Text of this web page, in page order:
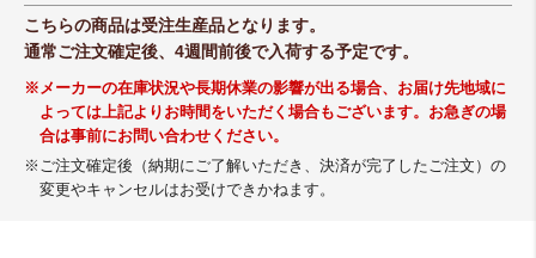
こちらの商品は受注生産品となります。
通常ご注文確定後、4週間前後で入荷する予定です。
※メーカーの在庫状況や長期休業の影響が出る場合、お届け先地域に
よっては上記よりお時間をいただく場合もございます。お急ぎの場
合は事前にお問い合わせください。
※ご注文確定後（納期にご了解いただき、決済が完了したご注文）の
変更やキャンセルはお受けできかねます。